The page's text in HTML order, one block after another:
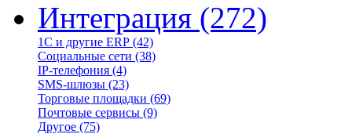
Интеграция (272)
1С и другие ERP (42)
Социальные сети (38)
IP-телефония (4)
SMS-шлюзы (23)
Торговые площадки (69)
Почтовые сервисы (9)
Другое (75)